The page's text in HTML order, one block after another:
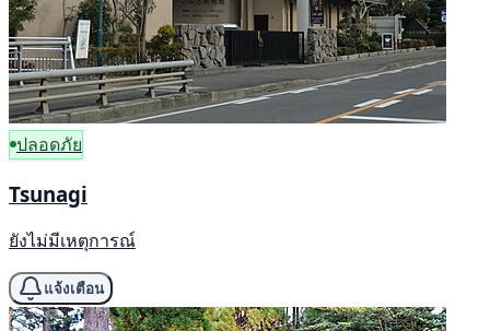
ปลอดภัย
Tsunagi
ยังไม่มีเหตุการณ์
แจ้งเตือน